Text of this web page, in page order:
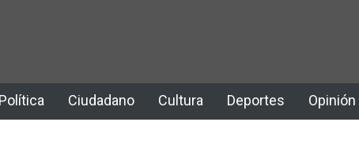
Política Ciudadano Cultura Deportes Opinión